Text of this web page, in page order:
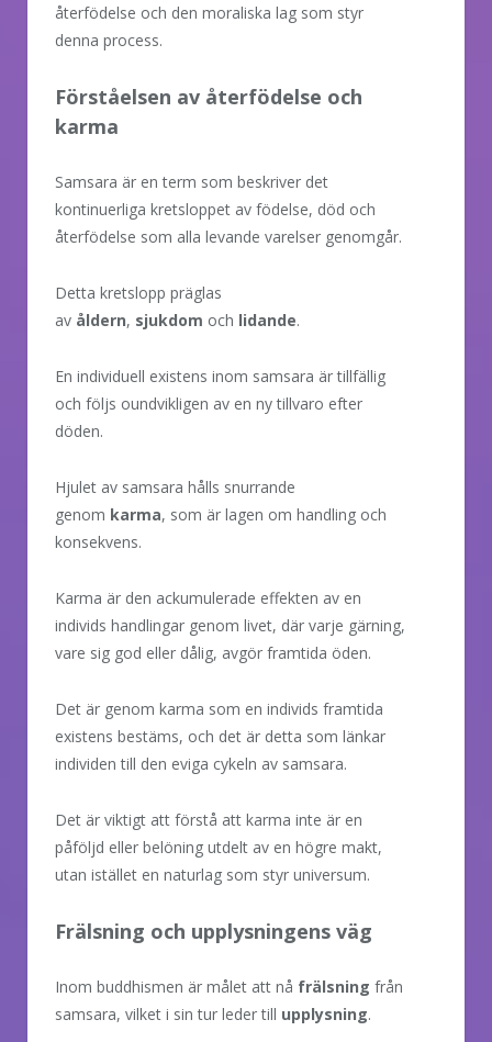
återfödelse och den moraliska lag som styr
denna process.
Förståelsen av återfödelse och
karma
Samsara är en term som beskriver det
kontinuerliga kretsloppet av födelse, död och
återfödelse som alla levande varelser genomgår.
Detta kretslopp präglas
av åldern, sjukdom och lidande.
En individuell existens inom samsara är tillfällig
och följs oundvikligen av en ny tillvaro efter
döden.
Hjulet av samsara hålls snurrande
genom karma, som är lagen om handling och
konsekvens.
Karma är den ackumulerade effekten av en
individs handlingar genom livet, där varje gärning,
vare sig god eller dålig, avgör framtida öden.
Det är genom karma som en individs framtida
existens bestäms, och det är detta som länkar
individen till den eviga cykeln av samsara.
Det är viktigt att förstå att karma inte är en
påföljd eller belöning utdelt av en högre makt,
utan istället en naturlag som styr universum.
Frälsning och upplysningens väg
Inom buddhismen är målet att nå frälsning från
samsara, vilket i sin tur leder till upplysning.